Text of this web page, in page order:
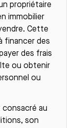
propriétaire
immobilier
Cette
financer des
des frais
ou obtenir
ou
au
son